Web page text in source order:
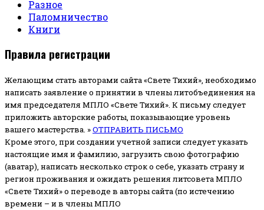
Разное
Паломничество
Книги
Правила регистрации
Желающим стать авторами сайта «Свете Тихий», необходимо
написать заявление о принятии в члены литобъединения на
имя председателя МПЛО «Свете Тихий». К письму следует
приложить авторские работы, показывающие уровень
вашего мастерства. »ОТПРАВИТЬ ПИСЬМО
Кроме этого, при создании учетной записи следует указать
настоящие имя и фамилию, загрузить свою фотографию
(аватар), написать несколько строк о себе, указать страну и
регион проживания и ожидать решения литсовета МПЛО
«Свете Тихий» о переводе в авторы сайта (по истечению
времени – и в члены МПЛО